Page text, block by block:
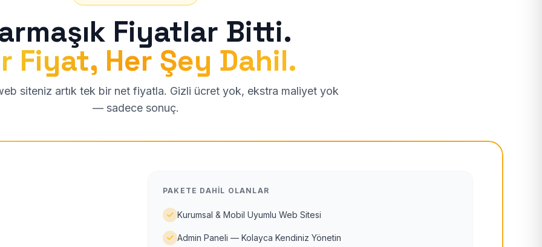
Fiyatlar Bitti.
Fiyat, Her Şey Dahil.
siteniz artık tek bir net fiyatla. Gizli ücret yok, ekstra maliyet yok
— sadece sonuç.
PAKETE DAHIL OLANLAR
Kurumsal & Mobil Uyumlu Web Sitesi
Admin Paneli — Kolayca Kendiniz Yönetin